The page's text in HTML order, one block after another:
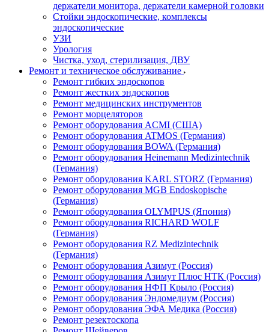
держатели монитора, держатели камерной головки
Стойки эндоскопические, комплексы
эндоскопические
УЗИ
Урология
Чистка, уход, стерилизация, ДВУ
Ремонт и техническое обслуживание
Ремонт гибких эндоскопов
Ремонт жестких эндоскопов
Ремонт медицинских инструментов
Ремонт морцеляторов
Ремонт оборудования ACMI (США)
Ремонт оборудования ATMOS (Германия)
Ремонт оборудования BOWA (Германия)
Ремонт оборудования Heinemann Medizintechnik
(Германия)
Ремонт оборудования KARL STORZ (Германия)
Ремонт оборудования MGB Endoskopische
(Германия)
Ремонт оборудования OLYMPUS (Япония)
Ремонт оборудования RICHARD WOLF
(Германия)
Ремонт оборудования RZ Medizintechnik
(Германия)
Ремонт оборудования Азимут (Россия)
Ремонт оборудования Азимут Плюс НТК (Россия)
Ремонт оборудования НФП Крыло (Россия)
Ремонт оборудования Эндомедиум (Россия)
Ремонт оборудования ЭФА Медика (Россия)
Ремонт резектоскопа